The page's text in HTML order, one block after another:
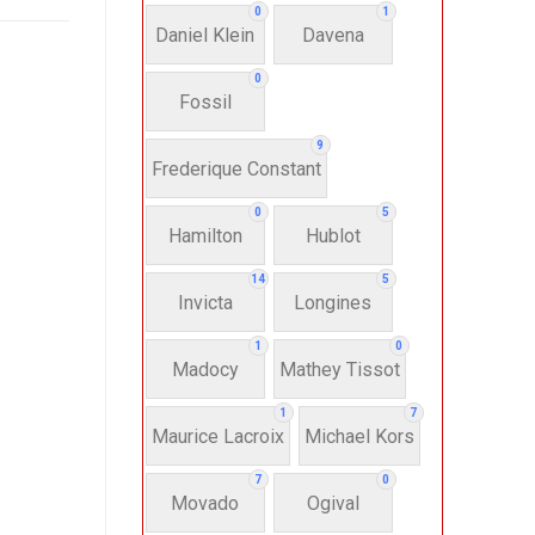
0
Daniel Klein
1
Davena
0
Fossil
9
Frederique Constant
0
Hamilton
5
Hublot
14
Invicta
5
Longines
1
Madocy
0
Mathey Tissot
1
Maurice Lacroix
7
Michael Kors
7
Movado
0
Ogival